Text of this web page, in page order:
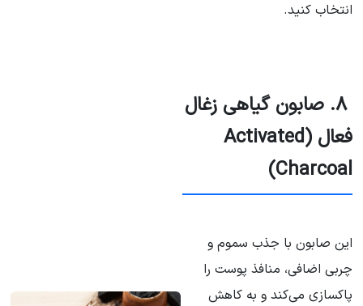
انتخاب کنید.
۸. صابون گیاهی زغال
فعال (Activated
Charcoal)
این صابون با جذب سموم و
چربی اضافی، منافذ پوست را
پاکسازی می‌کند و به کاهش